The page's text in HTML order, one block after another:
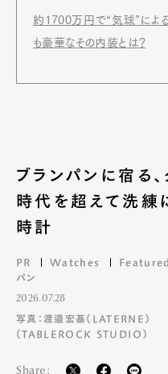
約1700万円で“気球”によ
も豪華なその内装とは？
ブランパンに宿る、
時代を超えて洗練
時計
PR Watches Featured
パン
2026.07.28
写真：渡邉宏基（LATERNE）
（TABLEROCK STUDIO）
Share: